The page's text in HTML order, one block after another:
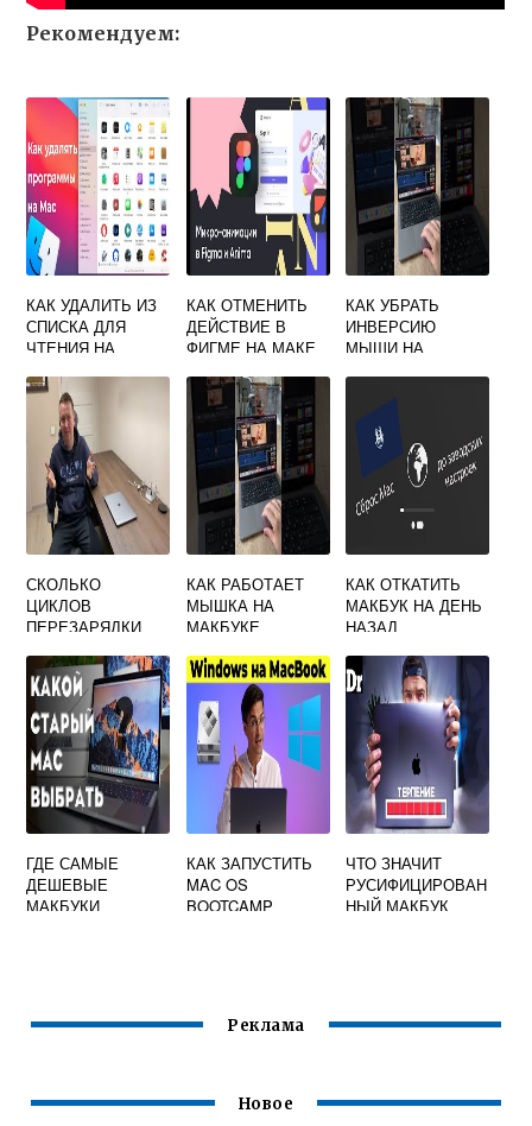
Рекомендуем:
КАК УДАЛИТЬ ИЗ
СПИСКА ДЛЯ
ЧТЕНИЯ НА
КАК ОТМЕНИТЬ
ДЕЙСТВИЕ В
ФИГМЕ НА МАКЕ
КАК УБРАТЬ
ИНВЕРСИЮ
МЫШИ НА
СКОЛЬКО
ЦИКЛОВ
ПЕРЕЗАРЯДКИ
MACBOOK PRO
КАК РАБОТАЕТ
МЫШКА НА
МАКБУКЕ
КАК ОТКАТИТЬ
МАКБУК НА ДЕНЬ
НАЗАД
ГДЕ САМЫЕ
ДЕШЕВЫЕ
МАКБУКИ
КАК ЗАПУСТИТЬ
MAC OS
BOOTCAMP
ЧТО ЗНАЧИТ
РУСИФИЦИРОВАН
НЫЙ МАКБУК
Реклама
Новое